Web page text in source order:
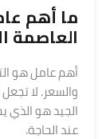
ما أهم
العاصمة
أهم عامل هو
والسعر. لا
الجيد هو الذي
عند الحاجة.